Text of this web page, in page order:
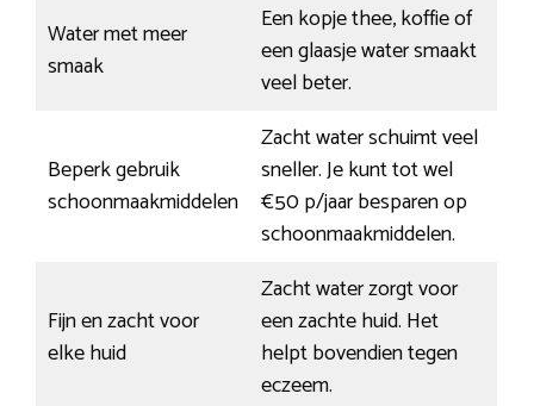
Water met meer
smaak
Een kopje thee, koffie of
een glaasje water smaakt
veel beter.
Beperk gebruik
schoonmaakmiddelen
Zacht water schuimt veel
sneller. Je kunt tot wel
€50 p/jaar besparen op
schoonmaakmiddelen.
Fijn en zacht voor
elke huid
Zacht water zorgt voor
een zachte huid. Het
helpt bovendien tegen
eczeem.